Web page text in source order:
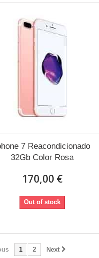
7 Reacondicionado
32Gb Color Rosa
170,00 €
Out of stock
1 2 Next